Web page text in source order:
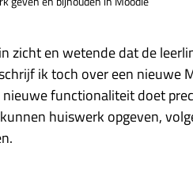
zicht en wetende dat de
ik toch over een nieuwe
nieuwe functionaliteit doet
huiswerk opgeven,